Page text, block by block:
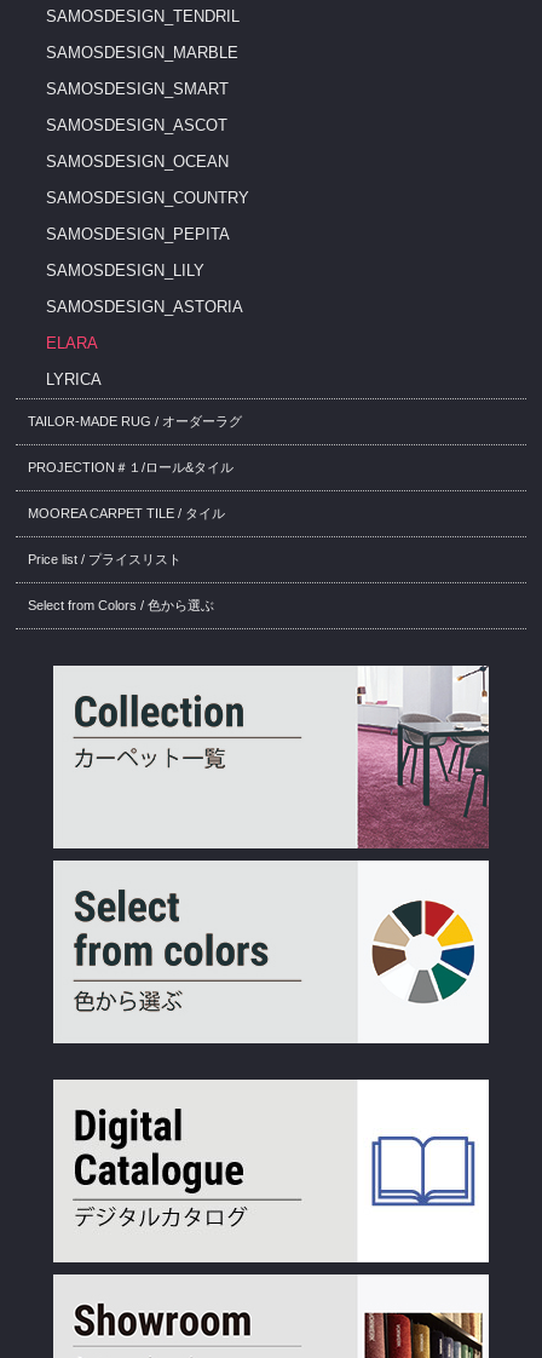
SAMOSDESIGN_TENDRIL
SAMOSDESIGN_MARBLE
SAMOSDESIGN_SMART
SAMOSDESIGN_ASCOT
SAMOSDESIGN_OCEAN
SAMOSDESIGN_COUNTRY
SAMOSDESIGN_PEPITA
SAMOSDESIGN_LILY
SAMOSDESIGN_ASTORIA
ELARA
LYRICA
TAILOR-MADE RUG / オーダーラグ
PROJECTION＃１/ロール&タイル
MOOREA CARPET TILE / タイル
Price list / プライスリスト
Select from Colors / 色から選ぶ